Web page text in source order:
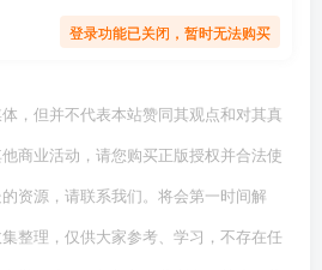
登录功能已关闭，暂时无法购买
，但并不代表本站赞同其观点和对其真
商业活动，请您购买正版授权并合法使
资源，请联系我们。将会第一时间解
整理，仅供大家参考、学习，不存在任